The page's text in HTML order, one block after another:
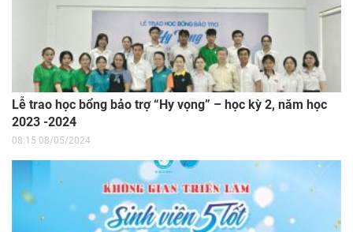
Lễ trao học bổng bảo trợ “Hy vọng” – học kỳ 2, năm học
2023 -2024
08:15 08/05/2024